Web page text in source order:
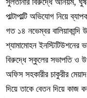
সুলতানার বিরুদ্ধে অনিয়ম,
পাল্টাপাল্টি অভিযোগ নিয়ে
গত ১৪ নভেম্বর বালিয়াকান্দি
শ্যামামোহন ইনস্টিটিউশনের
বিরুদ্ধে স্কুলের সভাপতি ও
অফিস সহকারীর চাকুরীর
দিয়ে তাকে বেতন দিয়ে কাজ